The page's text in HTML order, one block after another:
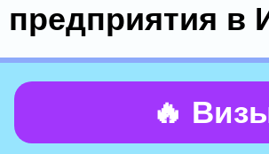
предприятия в
🔥